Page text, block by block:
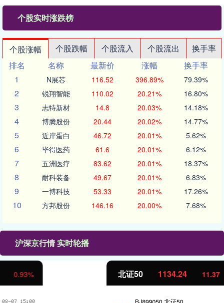
个股实时涨跌榜
个股涨幅 个股跌幅 个股流入 个股流出
换手率
排名
名称 最新价 涨幅
换手率
1
N展芯 116.52 396.89% 79.39%
2 锐翔智能 110.02 20.21% 16.80%
3 志特新材 14.8 20.03% 14.18%
4 博腾股份 20.44 20.02% 14.77%
5 近岸蛋白 46.72 20.01% 5.62%
6 毕得医药 61.6 20.01% 6.12%
7 五洲医疗 83.62 20.01% 18.37%
8 耐科装备 49.67 20.01% 6.83%
9 一博科技 53.33 20.01% 17.26%
10 方邦股份 146.16 20.00% 7.68%
沪深京行情 实时轮播
11.37 1.01%